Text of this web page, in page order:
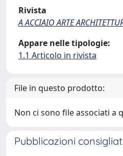
Rivista
A ACCIAIO ARTE
Appare nelle tipologie:
1.1 Articolo in rivista
File in questo prodotto:
Non ci sono file associati a
Pubblicazioni